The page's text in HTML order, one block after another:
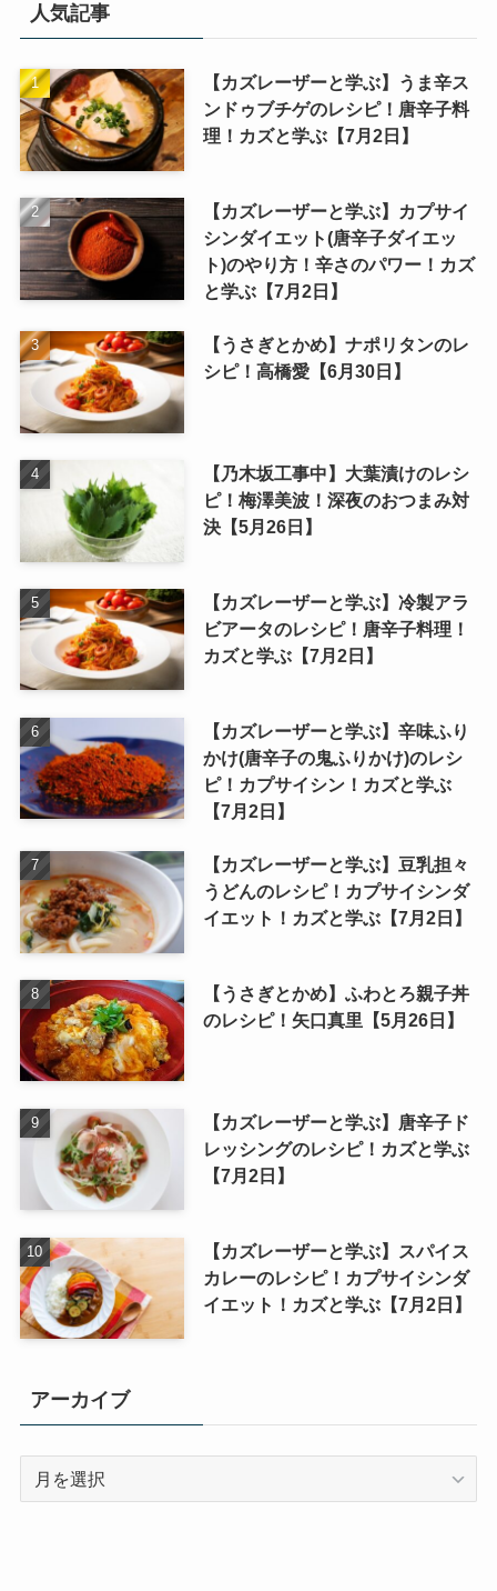
人気記事
【カズレーザーと学ぶ】うま辛ス
ンドゥブチゲのレシピ！唐辛子料
理！カズと学ぶ【7月2日】
【カズレーザーと学ぶ】カプサイ
シンダイエット(唐辛子ダイエッ
ト)のやり方！辛さのパワー！カズ
と学ぶ【7月2日】
【うさぎとかめ】ナポリタンのレ
シピ！高橋愛【6月30日】
【乃木坂工事中】大葉漬けのレシ
ピ！梅澤美波！深夜のおつまみ対
決【5月26日】
【カズレーザーと学ぶ】冷製アラ
ビアータのレシピ！唐辛子料理！
カズと学ぶ【7月2日】
【カズレーザーと学ぶ】辛味ふり
かけ(唐辛子の鬼ふりかけ)のレシ
ピ！カプサイシン！カズと学ぶ
【7月2日】
【カズレーザーと学ぶ】豆乳担々
うどんのレシピ！カプサイシンダ
イエット！カズと学ぶ【7月2日】
【うさぎとかめ】ふわとろ親子丼
のレシピ！矢口真里【5月26日】
【カズレーザーと学ぶ】唐辛子ド
レッシングのレシピ！カズと学ぶ
【7月2日】
【カズレーザーと学ぶ】スパイス
カレーのレシピ！カプサイシンダ
イエット！カズと学ぶ【7月2日】
アーカイブ